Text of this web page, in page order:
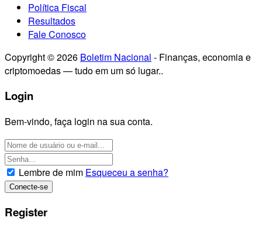
Política Fiscal
Resultados
Fale Conosco
Copyright © 2026 Boletim Nacional - Finanças, economia e
criptomoedas — tudo em um só lugar..
Login
Bem-vindo, faça login na sua conta.
Lembre de mim Esqueceu a senha?
Register